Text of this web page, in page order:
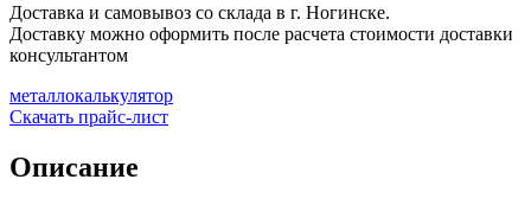
Доставка и самовывоз со склада в г. Ногинске.
Доставку можно оформить после расчета стоимости доставки
консультантом
металлокалькулятор
Скачать прайс-лист
Описание